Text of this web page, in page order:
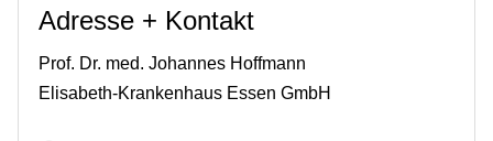
Adresse + Kontakt
Prof. Dr. med. Johannes Hoffmann
Elisabeth-Krankenhaus Essen GmbH